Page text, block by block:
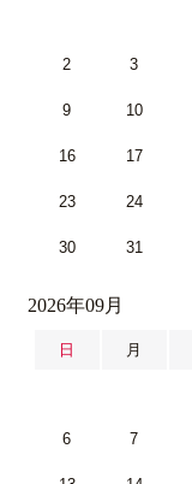
2 3
9 10
16 17
23 24
30 31
2026年09月
日 月
6 7